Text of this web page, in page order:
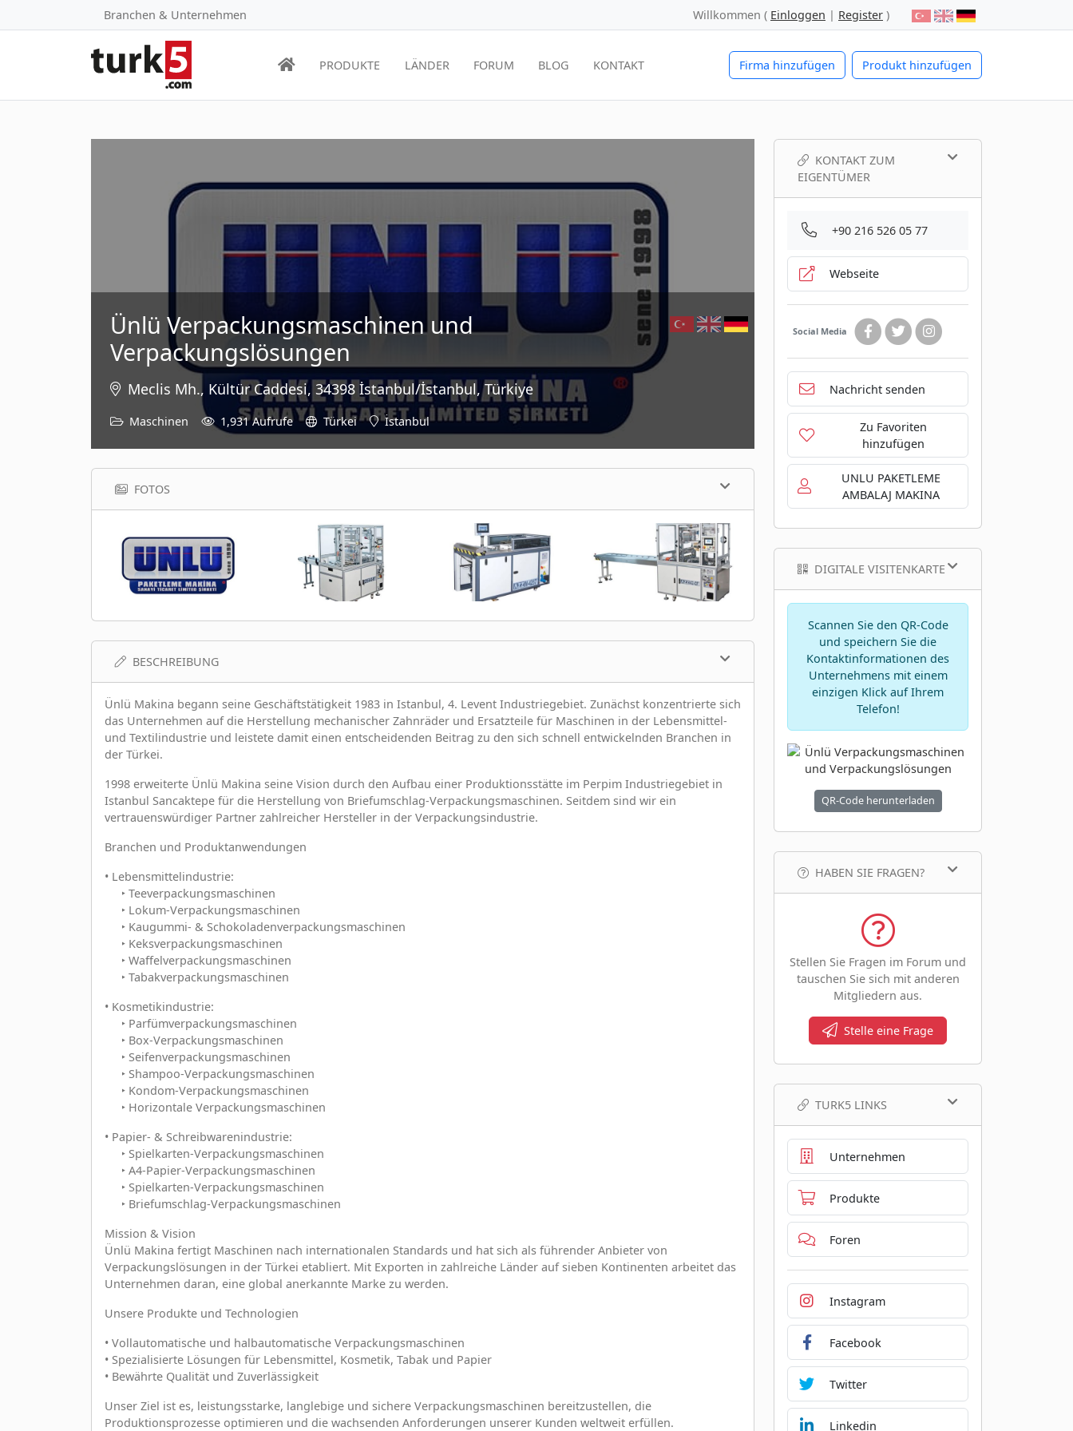
Branchen & Unternehmen Willkommen ( Einloggen | Register )
Firma hinzufügen Produkt hinzufügen
PRODUKTE LÄNDER FORUM BLOG KONTAKT
Ünlü Verpackungsmaschinen und
Verpackungslösungen
Meclis Mh., Kültür Caddesi, 34398 İstanbul/İstanbul, Türkiye
Maschinen 1,931 Aufrufe Türkei İstanbul
FOTOS
BESCHREIBUNG
Ünlü Makina begann seine Geschäftstätigkeit 1983 in Istanbul, 4. Levent Industriegebiet. Zunächst konzentrierte sich
das Unternehmen auf die Herstellung mechanischer Zahnräder und Ersatzteile für Maschinen in der Lebensmittel-
und Textilindustrie und leistete damit einen entscheidenden Beitrag zu den sich schnell entwickelnden Branchen in
der Türkei.
1998 erweiterte Ünlü Makina seine Vision durch den Aufbau einer Produktionsstätte im Perpim Industriegebiet in
Istanbul Sancaktepe für die Herstellung von Briefumschlag-Verpackungsmaschinen. Seitdem sind wir ein
vertrauenswürdiger Partner zahlreicher Hersteller in der Verpackungsindustrie.
Branchen und Produktanwendungen
• Lebensmittelindustrie:
‣ Teeverpackungsmaschinen
‣ Lokum-Verpackungsmaschinen
‣ Kaugummi- & Schokoladenverpackungsmaschinen
‣ Keksverpackungsmaschinen
‣ Waffelverpackungsmaschinen
‣ Tabakverpackungsmaschinen
• Kosmetikindustrie:
‣ Parfümverpackungsmaschinen
‣ Box-Verpackungsmaschinen
‣ Seifenverpackungsmaschinen
‣ Shampoo-Verpackungsmaschinen
‣ Kondom-Verpackungsmaschinen
‣ Horizontale Verpackungsmaschinen
• Papier- & Schreibwarenindustrie:
‣ Spielkarten-Verpackungsmaschinen
‣ A4-Papier-Verpackungsmaschinen
‣ Spielkarten-Verpackungsmaschinen
‣ Briefumschlag-Verpackungsmaschinen
Mission & Vision
Ünlü Makina fertigt Maschinen nach internationalen Standards und hat sich als führender Anbieter von
Verpackungslösungen in der Türkei etabliert. Mit Exporten in zahlreiche Länder auf sieben Kontinenten arbeitet das
Unternehmen daran, eine global anerkannte Marke zu werden.
Unsere Produkte und Technologien
• Vollautomatische und halbautomatische Verpackungsmaschinen
• Spezialisierte Lösungen für Lebensmittel, Kosmetik, Tabak und Papier
• Bewährte Qualität und Zuverlässigkeit
Unser Ziel ist es, leistungsstarke, langlebige und sichere Verpackungsmaschinen bereitzustellen, die
Produktionsprozesse optimieren und die wachsenden Anforderungen unserer Kunden weltweit erfüllen.
KONTAKT ZUM
EIGENTÜMER
+90 216 526 05 77
Webseite
Social Media
Nachricht senden
Zu Favoriten
hinzufügen
UNLU PAKETLEME
AMBALAJ MAKINA
DIGITALE VISITENKARTE
Scannen Sie den QR-Code
und speichern Sie die
Kontaktinformationen des
Unternehmens mit einem
einzigen Klick auf Ihrem
Telefon!
QR-Code herunterladen
HABEN SIE FRAGEN?
Stellen Sie Fragen im Forum und
tauschen Sie sich mit anderen
Mitgliedern aus.
Stelle eine Frage
TURK5 LINKS
Unternehmen
Produkte
Foren
Instagram
Facebook
Twitter
Linkedin